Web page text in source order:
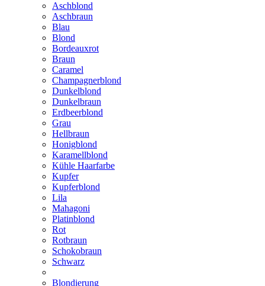
Aschblond
Aschbraun
Blau
Blond
Bordeauxrot
Braun
Caramel
Champagnerblond
Dunkelblond
Dunkelbraun
Erdbeerblond
Grau
Hellbraun
Honigblond
Karamellblond
Kühle Haarfarbe
Kupfer
Kupferblond
Lila
Mahagoni
Platinblond
Rot
Rotbraun
Schokobraun
Schwarz
Blondierung